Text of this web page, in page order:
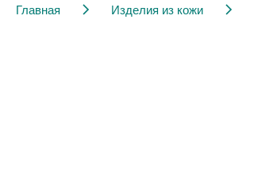
Главная Изделия из кожи